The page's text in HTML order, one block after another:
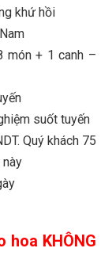
khứ hồi
món + 1 canh –
suốt tuyến
Quý khách 75
hoa KHÔNG